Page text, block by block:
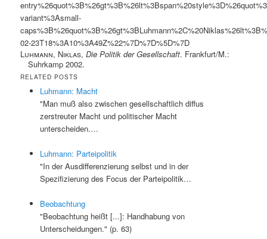
variant%3Asmall-
02-23T18%3A10%3A49Z%22%7D%7D%5D%7D
Luhmann, Niklas,Die Politik der Gesellschaft. Frankfurt/M.:
Suhrkamp 2002.
RELATED POSTS
Luhmann: Macht
"Man muß also zwischen gesellschaftlich diffus
zerstreuter Macht und politischer Macht
unterscheiden.…
Luhmann: Parteipolitik
"In der Ausdifferenzierung selbst und in der
Spezifizierung des Focus der Parteipolitik…
Beobachtung
"Beobachtung heißt [...]: Handhabung von
Unterscheidungen." (p. 63)